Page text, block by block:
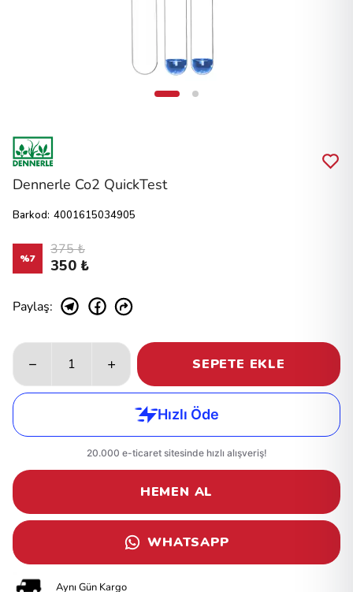
Dennerle Co2 QuickTest
Barkod: 4001615034905
%7
375 ₺
350 ₺
Paylaş:
SEPETE EKLE
HEMEN AL
WHATSAPP
Aynı Gün Kargo